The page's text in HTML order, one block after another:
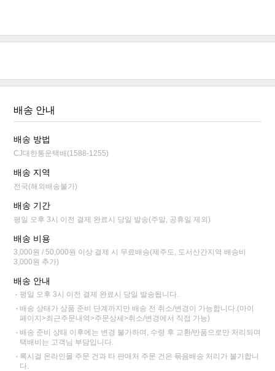
배송 안내
배송 방법
CJ대한통운택배(1588-1255)
배송 지역
전국(해외배송불가)
배송 기간
평일 오후 3시 이전 결제 완료시 당일 발송(주말, 공휴일 제외)
배송 비용
3,000원 / 50,000원 이상 결제 시 무료배송(제주도, 도서산간지역 배송비
3,000원 추가)
배송 안내
평일 오후 3시 이전 결제 완료시 당일 발송됩니다.
배송 상태가 상품 준비 단계까지만 배송 전 취소/변경이 가능합니다.(마이
페이지>최근주문내역>주문상세>취소/변경에서 직접 가능)
배송 준비 상태 이후에는 변경 불가하며, 수령 후 교환/반품으로만 처리되며
택배비는 고객님 부담입니다.
록시걸 온라인몰 주문 건과 타 판매처 주문 건은 묶음배송 처리가 불가합니
다.